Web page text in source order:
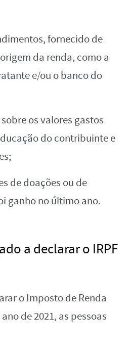
fornecido de
da renda, como a
e/ou o banco do
os valores gastos
do contribuinte e
de doações ou de
ganho no último ano.
a declarar o IRPF
o Imposto de Renda
de 2021, as pessoas